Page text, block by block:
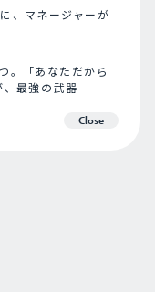
、マネージャーが
。「あなただから
最強の武器
Close